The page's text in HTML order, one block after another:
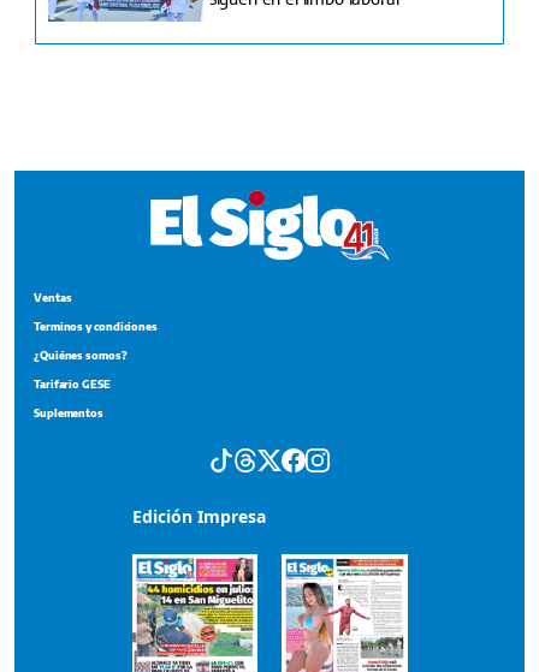
Suplementos
Portada del impreso del 4 de agosto de 2026